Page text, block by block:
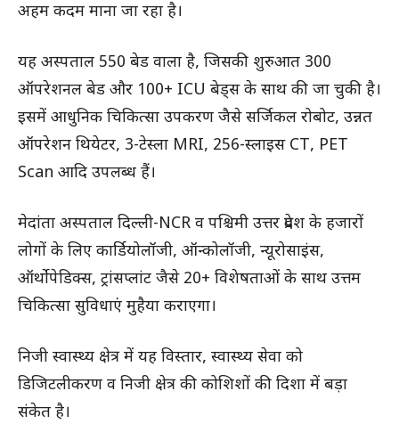
अहम कदम माना जा रहा है।
यह अस्पताल 550 बेड वाला है, जिसकी शुरुआत 300
ऑपरेशनल बेड और 100+ ICU बेड्स के साथ की जा चुकी है।
इसमें आधुनिक चिकित्सा उपकरण जैसे सर्जिकल रोबोट, उन्नत
ऑपरेशन थियेटर, 3-टेस्ला MRI, 256-स्लाइस CT, PET
Scan आदि उपलब्ध हैं।
मेदांता अस्पताल दिल्ली-NCR व पश्चिमी उत्तर प्रदेश के हजारों
लोगों के लिए कार्डियोलॉजी, ऑन्कोलॉजी, न्यूरोसाइंस,
ऑर्थोपेडिक्स, ट्रांसप्लांट जैसे 20+ विशेषताओं के साथ उत्तम
चिकित्सा सुविधाएं मुहैया कराएगा।
निजी स्वास्थ्य क्षेत्र में यह विस्तार, स्वास्थ्य सेवा को
डिजिटलीकरण व निजी क्षेत्र की कोशिशों की दिशा में बड़ा
संकेत है।